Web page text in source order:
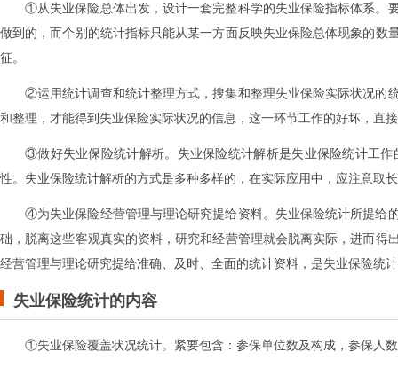
①从失业保险总体出发，设计一套完整科学的失业保险指标体系。
做到的，而个别的统计指标只能从某一方面反映失业保险总体现象的
征。
②运用统计调查和统计整理方式，搜集和整理失业保险实际状况的
和整理，才能得到失业保险实际状况的信息，这一环节工作的好坏，直
③做好失业保险统计解析。失业保险统计解析是失业保险统计工
性。失业保险统计解析的方式是多种多样的，在实际应用中，应注意取
④为失业保险经营管理与理论研究提给资料。失业保险统计所提给
础，脱离这些客观真实的资料，研究和经营管理就会脱离实际，进而
经营管理与理论研究提给准确、及时、全面的统计资料，是失业保险统
失业保险统计的内容
①失业保险覆盖状况统计。紧要包含：参保单位数及构成，参保人